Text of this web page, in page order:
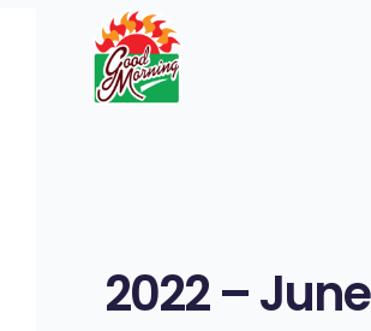
2022 – June